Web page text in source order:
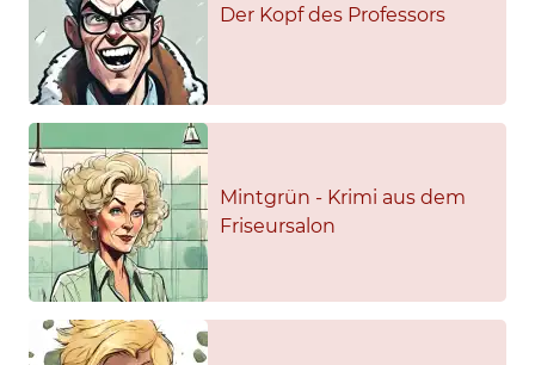
Der Kopf des Professors
Mintgrün - Krimi aus dem
Friseursalon